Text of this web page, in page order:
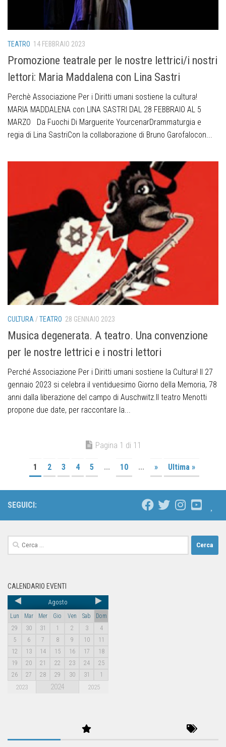
TEATRO 14 FEBBRAIO 2023
Promozione teatrale per le nostre lettrici/i nostri
lettori: Maria Maddalena con Lina Sastri
Perchè Associazione Per i Diritti umani sostiene la cultura!
MARIA MADDALENA con LINA SASTRI DAL 28 FEBBRAIO AL 5
MARZO Da Fuochi Di Marguerite YourcenarDrammaturgia e
regia di Lina SastriCon la collaborazione di Bruno Garofalocon...
CULTURA /TEATRO 28 GENNAIO 2023
Musica degenerata. A teatro. Una convenzione
per le nostre lettrici e i nostri lettori
Perché Associazione Per i Diritti umani sostiene la Cultura! Il 27
gennaio 2023 si celebra il ventiduesimo Giorno della Memoria, 78
anni dalla liberazione del campo di Auschwitz.Il teatro Menotti
propone due date, per raccontare la...
Pagina 1 di 11
1 2 3 4 5 ... 10 ... » Ultima »
SEGUICI:
CALENDARIO EVENTI
Agosto
Lun Mar Mer Gio Ven Sab
Dom
29
30 31 1 2 3
4
5
6 7 8 9 10
11
12
13 14 15 16 17
18
19
20 21 22 23 24
25
26
27 28 29 30 31 1
2023 2024 2025